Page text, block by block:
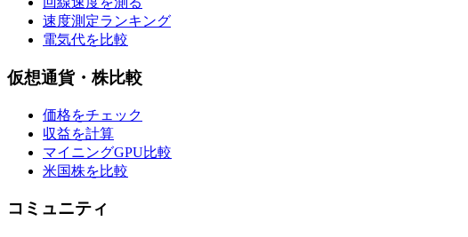
速度測定ランキング
電気代を比較
仮想通貨・株比較
価格をチェック
収益を計算
マイニングGPU比較
米国株を比較
コミュニティ